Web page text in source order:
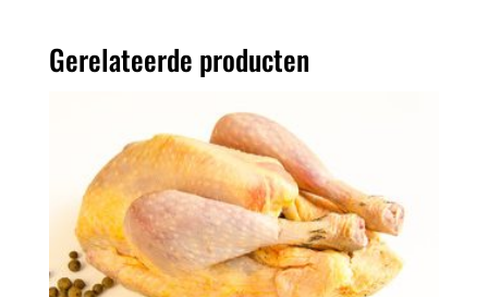
Gerelateerde producten